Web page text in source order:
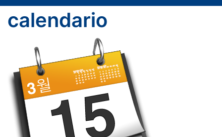
calendario